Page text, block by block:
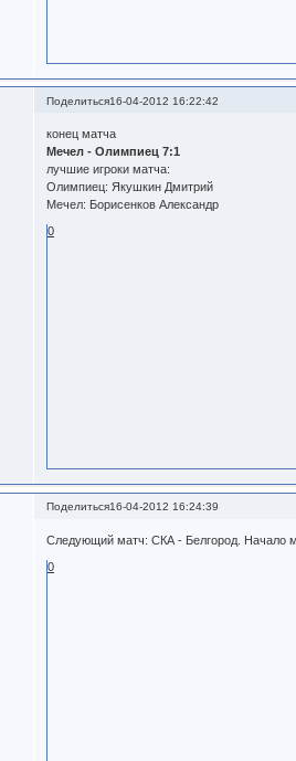
Поделиться16-04-2012 16:22:42
конец матча
Мечел - Олимпиец 7:1
лучшие игроки матча:
Олимпиец: Якушкин Дмитрий
Мечел: Борисенков Александр
0
Поделиться16-04-2012 16:24:39
Следующий матч: СКА - Белгород. Начало
0